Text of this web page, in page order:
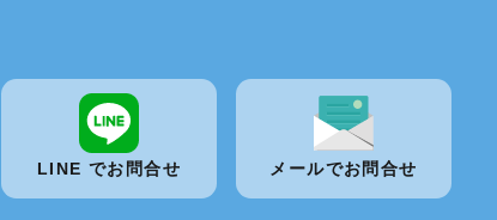
LINE でお問合せ メールでお問合せ